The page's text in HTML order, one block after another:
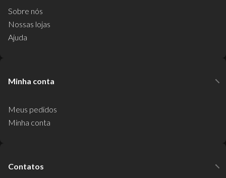
Sobre nós
Nossas lojas
Ajuda
Minha conta
Meus pedidos
Minha conta
Contatos